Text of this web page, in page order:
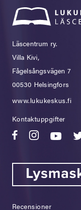
Läscentrum ry.
Villa Kivi,
Fågelsångsvägen 7
00530 Helsingfors
www.lukukeskus.fi
Kontaktuppgifter
Recensioner